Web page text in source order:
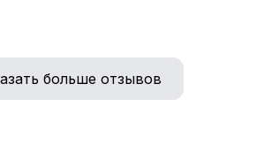
больше отзывов